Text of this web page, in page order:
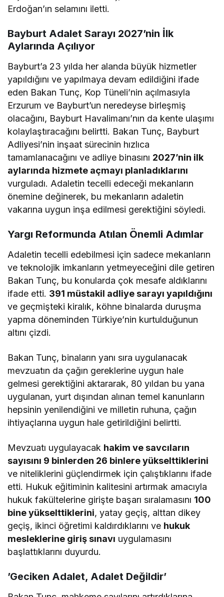
Erdoğan’ın selamını iletti.
Bayburt Adalet Sarayı 2027’nin İlk
Aylarında Açılıyor
Bayburt’a 23 yılda her alanda büyük hizmetler
yapıldığını ve yapılmaya devam edildiğini ifade
eden Bakan Tunç, Kop Tüneli’nin açılmasıyla
Erzurum ve Bayburt’un neredeyse birleşmiş
olacağını, Bayburt Havalimanı’nın da kente ulaşımı
kolaylaştıracağını belirtti. Bakan Tunç, Bayburt
Adliyesi’nin inşaat sürecinin hızlıca
tamamlanacağını ve adliye binasını 2027’nin ilk
aylarında hizmete açmayı planladıklarını
vurguladı. Adaletin tecelli edeceği mekanların
önemine değinerek, bu mekanların adaletin
vakarına uygun inşa edilmesi gerektiğini söyledi.
Yargı Reformunda Atılan Önemli Adımlar
Adaletin tecelli edebilmesi için sadece mekanların
ve teknolojik imkanların yetmeyeceğini dile getiren
Bakan Tunç, bu konularda çok mesafe aldıklarını
ifade etti. 391 müstakil adliye sarayı yapıldığını
ve geçmişteki kiralık, köhne binalarda duruşma
yapma döneminden Türkiye’nin kurtulduğunun
altını çizdi.
Bakan Tunç, binaların yanı sıra uygulanacak
mevzuatın da çağın gereklerine uygun hale
gelmesi gerektiğini aktararak, 80 yıldan bu yana
uygulanan, yurt dışından alınan temel kanunların
hepsinin yenilendiğini ve milletin ruhuna, çağın
ihtiyaçlarına uygun hale getirildiğini belirtti.
Mevzuatı uygulayacak hakim ve savcıların
sayısını 9 binlerden 26 binlere yükselttiklerini
ve niteliklerini güçlendirmek için çalıştıklarını ifade
etti. Hukuk eğitiminin kalitesini artırmak amacıyla
hukuk fakültelerine girişte başarı sıralamasını 100
bine yükselttiklerini, yatay geçiş, alttan dikey
geçiş, ikinci öğretimi kaldırdıklarını ve hukuk
mesleklerine giriş sınavı uygulamasını
başlattıklarını duyurdu.
’Geciken Adalet, Adalet Değildir’